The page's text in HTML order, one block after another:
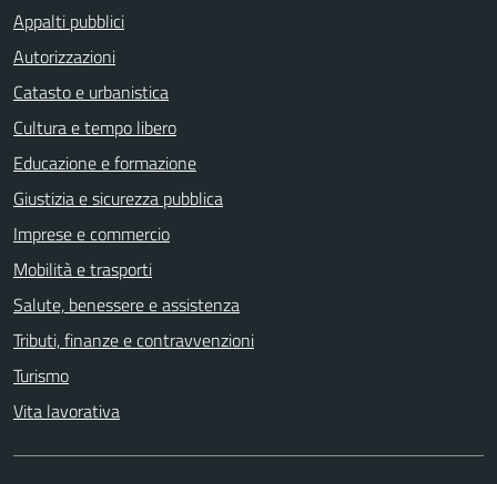
Appalti pubblici
Autorizzazioni
Catasto e urbanistica
Cultura e tempo libero
Educazione e formazione
Giustizia e sicurezza pubblica
Imprese e commercio
Mobilità e trasporti
Salute, benessere e assistenza
Tributi, finanze e contravvenzioni
Turismo
Vita lavorativa